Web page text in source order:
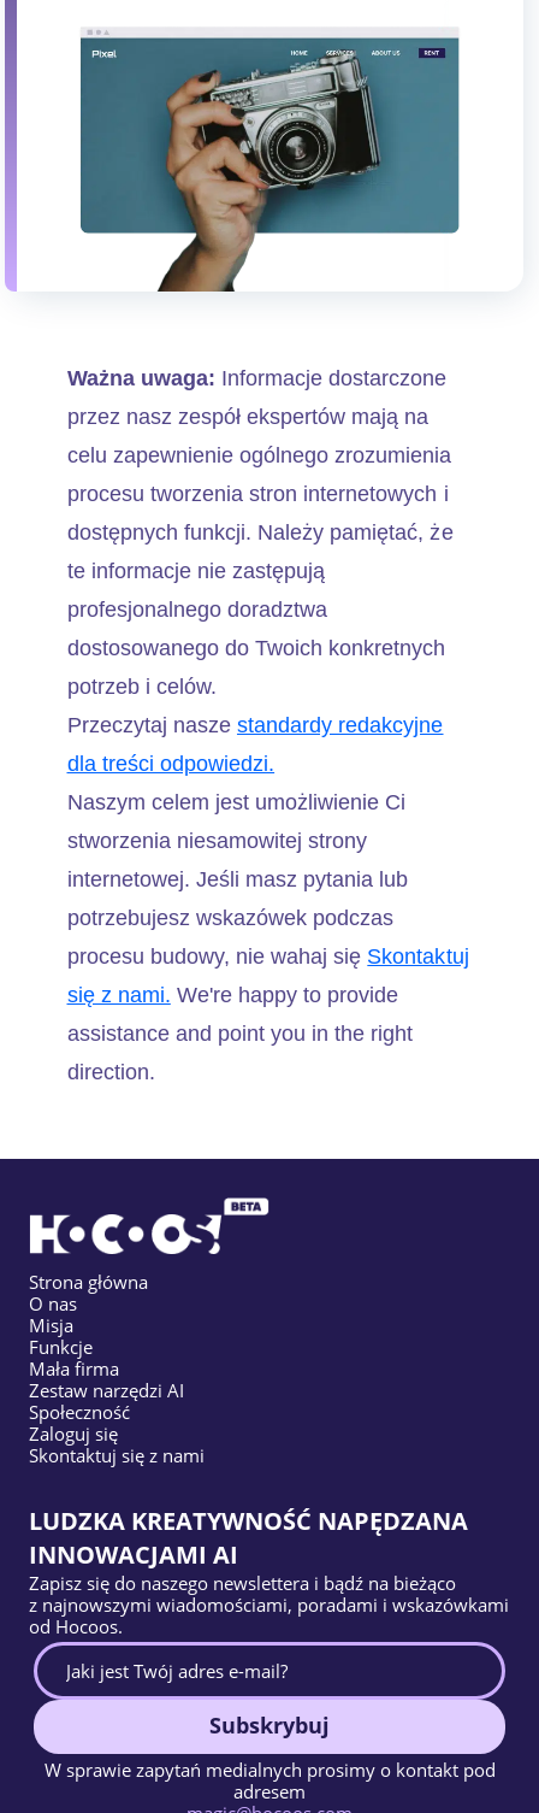
Ważna uwaga: Informacje dostarczone
przez nasz zespół ekspertów mają na
celu zapewnienie ogólnego zrozumienia
procesu tworzenia stron internetowych i
dostępnych funkcji. Należy pamiętać, że
te informacje nie zastępują
profesjonalnego doradztwa
dostosowanego do Twoich konkretnych
potrzeb i celów.
Przeczytaj nasze standardy redakcyjne
dla treści odpowiedzi.
Naszym celem jest umożliwienie Ci
stworzenia niesamowitej strony
internetowej. Jeśli masz pytania lub
potrzebujesz wskazówek podczas
procesu budowy, nie wahaj się Skontaktuj
się z nami. We're happy to provide
assistance and point you in the right
direction.
Strona główna
O nas
Misja
Funkcje
Mała firma
Zestaw narzędzi AI
Społeczność
Zaloguj się
Skontaktuj się z nami
LUDZKA KREATYWNOŚĆ NAPĘDZANA
INNOWACJAMI AI
Zapisz się do naszego newslettera i bądź na bieżąco
z najnowszymi wiadomościami, poradami i wskazówkami
od Hocoos.
Subskrybuj
W sprawie zapytań medialnych prosimy o kontakt pod
adresem